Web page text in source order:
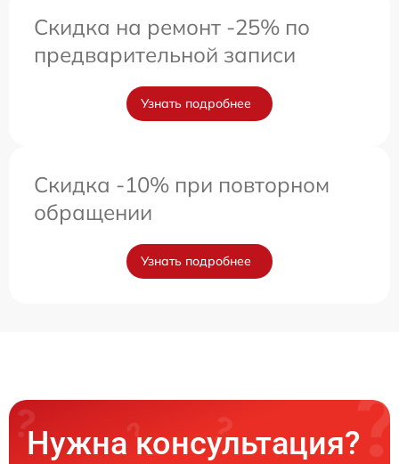
Скидка на ремонт -25% по
предварительной записи
Узнать подробнее
Скидка -10% при повторном
обращении
Узнать подробнее
Нужна консультация?